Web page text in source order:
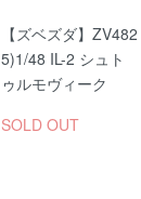
【ズベズダ】ZV482
5)1/48 IL-2 シュト
ゥルモヴィーク
SOLD OUT